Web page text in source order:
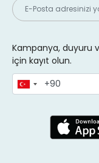
Kampanya, duyuru
için kayıt olun.